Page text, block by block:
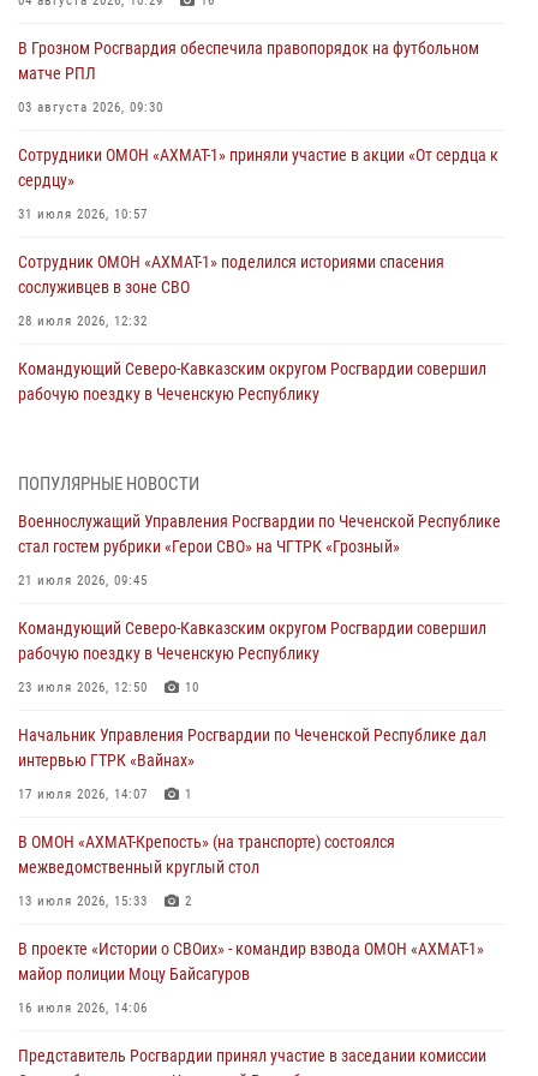
В Грозном Росгвардия обеспечила правопорядок на футбольном
матче РПЛ
03 августа 2026, 09:30
Сотрудники ОМОН «АХМАТ-1» приняли участие в акции «От сердца к
сердцу»
31 июля 2026, 10:57
Сотрудник ОМОН «АХМАТ-1» поделился историями спасения
сослуживцев в зоне СВО
28 июля 2026, 12:32
Командующий Северо-Кавказским округом Росгвардии совершил
рабочую поездку в Чеченскую Республику
Военнослужащий Управления Росгвардии по Чеченской Республике
21 июля 2026, 09:45
В ДНР росгвардейцы уничтожили около 80 вражеских
19 июля 2026, 13:50
В Грозном Росгвардия обеспечила безопасность конно-спортивных
18 июля 2026, 13:46
Начальник Управления Росгвардии по Чеченской Республике дал
17 июля 2026, 14:07
ПОПУЛЯРНЫЕ НОВОСТИ
Военнослужащий Управления Росгвардии по Чеченской Республике
стал гостем рубрики «Герои СВО» на ЧГТРК «Грозный»
21 июля 2026, 09:45
Командующий Северо-Кавказским округом Росгвардии совершил
рабочую поездку в Чеченскую Республику
23 июля 2026, 12:50 10
Начальник Управления Росгвардии по Чеченской Республике дал
интервью ГТРК «Вайнах»
17 июля 2026, 14:07 1
В ОМОН «АХМАТ-Крепость» (на транспорте) состоялся
межведомственный круглый стол
13 июля 2026, 15:33 2
В проекте «Истории о СВОих» - командир взвода ОМОН «АХМАТ-1»
майор полиции Моцу Байсагуров
16 июля 2026, 14:06
Представитель Росгвардии принял участие в заседании комиссии